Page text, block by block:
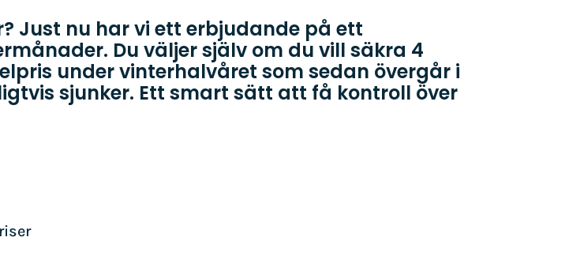
Just nu har vi ett erbjudande på ett
Du väljer själv om du vill säkra 4
under vinterhalvåret som sedan övergår i
sjunker. Ett smart sätt att få kontroll över